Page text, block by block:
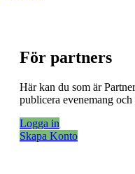
För partners
Här kan du som är
publicera evenemang
Logga in
Skapa Konto